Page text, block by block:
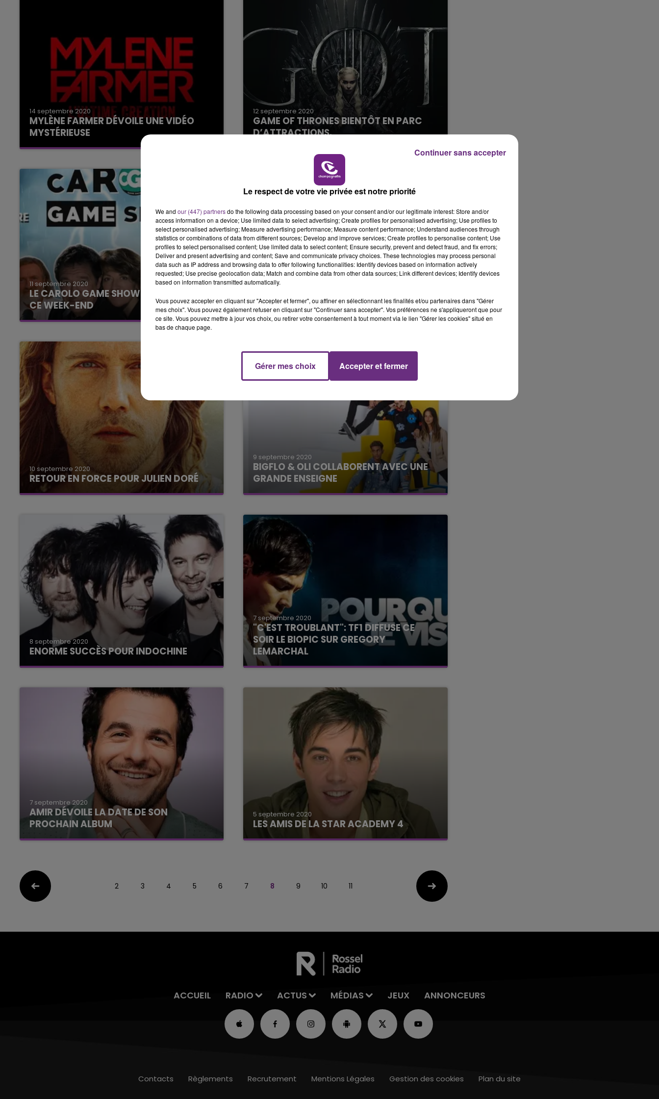
14 septembre 2020
MYLÈNE FARMER DÉVOILE UNE VIDÉO
MYSTÉRIEUSE
Plusieurs rumeurs circulent sur internet.
12 septembre 2020
GAME OF THRONES BIENTÔT EN PARC
D’ATTRACTIONS.
11 septembre 2020
LE CAROLO GAME SHOW VOUS ATTEND
CE WEEK-END
Homer et Marge Simpson arrivent à
11 septembre 2020
DAVID GUETTA ET SIA
Après les succès de "Titanium" ou encore
10 septembre 2020
RETOUR EN FORCE POUR JULIEN DORÉ
Quelques jours après la sortie de son nouvel
9 septembre 2020
BIGFLO & OLI COLLABORENT AVEC UNE
GRANDE ENSEIGNE
Habillez-vous aux couleurs des deux frères.
8 septembre 2020
ENORME SUCCÈS POUR INDOCHINE
Les fans sont bel et bien au rendez-vous.
7 septembre 2020
"C'EST TROUBLANT": TF1 DIFFUSE CE
SOIR LE BIOPIC SUR GREGORY
LEMARCHAL
La journaliste Karima Charni faisait partie des
lors de la 4ème saison du télé-crochet. La
native de Reims a été...
7 septembre 2020
AMIR DÉVOILE LA DATE DE SON
PROCHAIN ALBUM
Le chanteur a partagé la bonne nouvelle sur
5 septembre 2020
LES AMIS DE LA STAR ACADEMY 4
2 3 4 5 6 7 8 9 10 11
ACCUEIL RADIO ACTUS MÉDIAS JEUX ANNONCEURS
Contacts Règlements Recrutement Mentions Légales Gestion des cookies Plan du site
Le respect de votre vie privée est notre priorité
We and our (447) partnersdo the following data processing based on your consent and/or our legitimate interest: Store and/or
access information on a device; Use limited data to select advertising; Create profiles for personalised advertising; Use profiles to
select personalised advertising; Measure advertising performance; Measure content performance; Understand audiences through
statistics or combinations of data from different sources; Develop and improve services; Create profiles to personalise content; Use
profiles to select personalised content; Use limited data to select content; Ensure security, prevent and detect fraud, and fix errors;
Deliver and present advertising and content; Save and communicate privacy choices. These technologies may process personal
data such as IP address and browsing data to offer following functionalities: Identify devices based on information actively
requested; Use precise geolocation data; Match and combine data from other data sources; Link different devices; Identify devices
based on information transmitted automatically.
Vous pouvez accepter en cliquant sur "Accepter et fermer", ou affiner en sélectionnant les finalités et/ou partenaires dans "Gérer
mes choix". Vous pouvez également refuser en cliquant sur "Continuer sans accepter". Vos préférences ne s'appliqueront que pour
ce site. Vous pouvez mettre à jour vos choix, ou retirer votre consentement à tout moment via le lien "Gérer les cookies" situé en
bas de chaque page.
Gérer mes choix Accepter et fermer
Continuer sans accepter